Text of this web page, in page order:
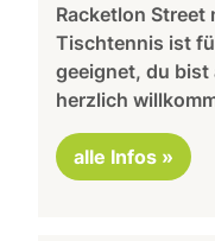
Racketlon Street
Tischtennis ist
geeignet, du
herzlich
alle Infos »